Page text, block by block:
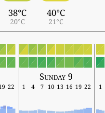
38°C
20°C
40°C
21°C
Sunday 9
22 1 4 7 10 13 16 19 22 1